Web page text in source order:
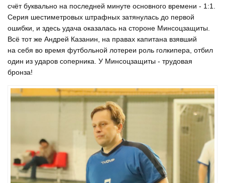
счёт буквально на последней минуте основного времени - 1:1.
Серия шестиметровых штрафных затянулась до первой
ошибки, и здесь удача оказалась на стороне Минсоцзащиты.
Всё тот же Андрей Казанин, на правах капитана взявший
на себя во время футбольной лотереи роль голкипера, отбил
один из ударов соперника. У Минсоцзащиты - трудовая
бронза!